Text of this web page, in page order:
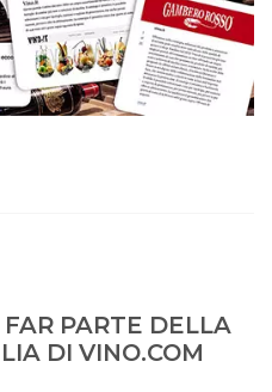
PARTE DELLA
DI VINO.COM